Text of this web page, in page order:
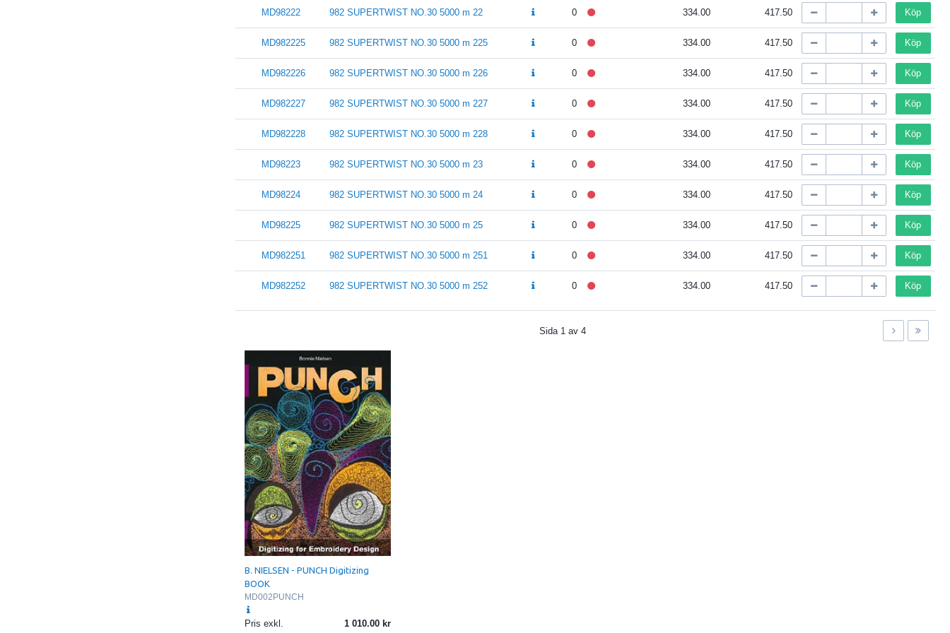
MD98222 982 SUPERTWIST NO.30 5000 m 22 0 334.00 417.50 Köp
MD982225 982 SUPERTWIST NO.30 5000 m 225 0 334.00 417.50 Köp
MD982226 982 SUPERTWIST NO.30 5000 m 226 0 334.00 417.50 Köp
MD982227 982 SUPERTWIST NO.30 5000 m 227 0 334.00 417.50 Köp
MD982228 982 SUPERTWIST NO.30 5000 m 228 0 334.00 417.50 Köp
MD98223 982 SUPERTWIST NO.30 5000 m 23 0 334.00 417.50 Köp
MD98224 982 SUPERTWIST NO.30 5000 m 24 0 334.00 417.50 Köp
MD98225 982 SUPERTWIST NO.30 5000 m 25 0 334.00 417.50 Köp
MD982251 982 SUPERTWIST NO.30 5000 m 251 0 334.00 417.50 Köp
MD982252 982 SUPERTWIST NO.30 5000 m 252 0 334.00 417.50 Köp
Sida 1 av 4
B. NIELSEN - PUNCH Digitizing
BOOK
MD002PUNCH
Pris exkl.
1 010.00